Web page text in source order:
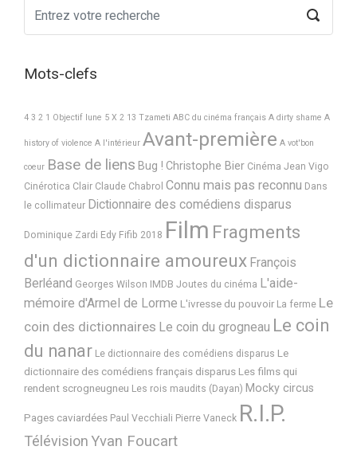
Mots-clefs
4 3 2 1 Objectif lune 5 X 2 13 Tzameti ABC du cinéma français A dirty shame A
history of violence A l'intérieur Avant-première A vot'bon
coeur Base de liens Bug ! Christophe Bier Cinéma Jean Vigo
Cinérotica Clair Claude Chabrol Connu mais pas reconnu Dans
le collimateur Dictionnaire des comédiens disparus
Dominique Zardi Edy Fifib 2018 Film Fragments
d'un dictionnaire amoureux François
Berléand Georges Wilson IMDB Joutes du cinéma L'aide-
mémoire d'Armel de Lorme L'ivresse du pouvoir La ferme Le
coin des dictionnaires Le coin du grogneau Le coin
du nanar Le dictionnaire des comédiens disparus Le
dictionnaire des comédiens français disparus Les films qui
rendent scrogneugneu Les rois maudits (Dayan) Mocky circus
Pages caviardées Paul Vecchiali Pierre Vaneck R.I.P.
TélévisionYvan Foucart